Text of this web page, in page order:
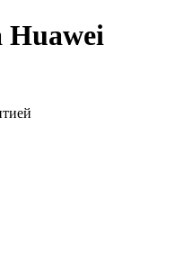
Huawei